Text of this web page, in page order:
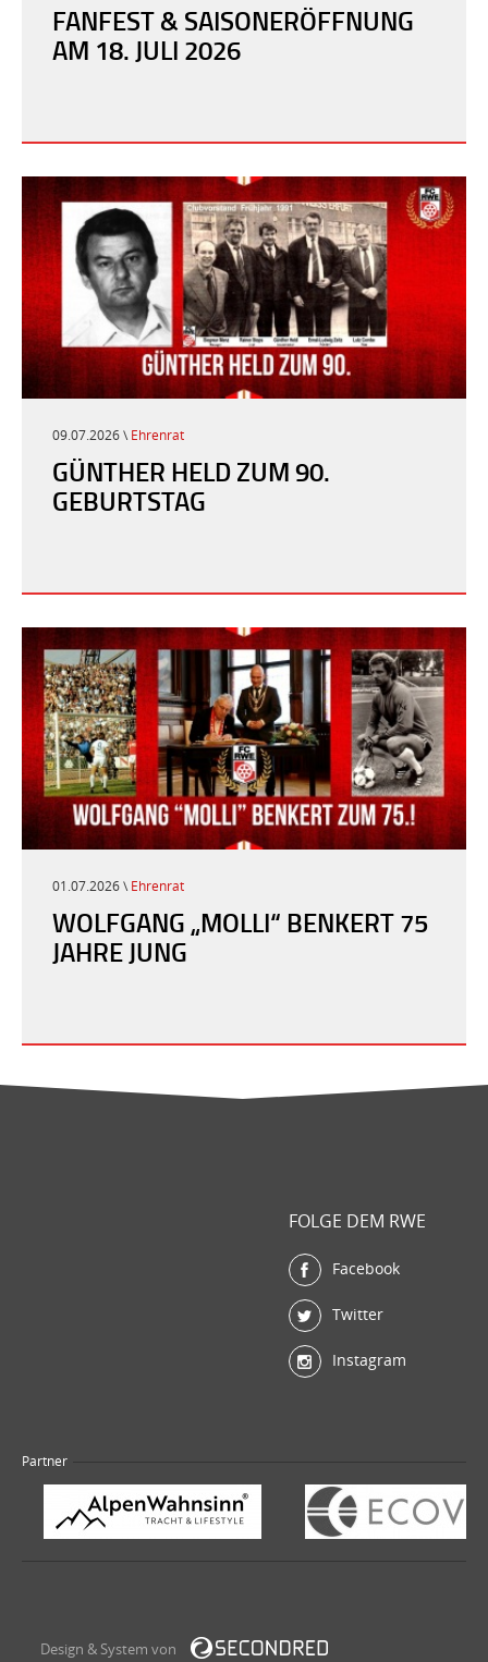
FANFEST & SAISONERÖFFNUNG
AM 18. JULI 2026
09.07.2026 \ Ehrenrat
GÜNTHER HELD ZUM 90.
GEBURTSTAG
01.07.2026 \ Ehrenrat
WOLFGANG „MOLLI“ BENKERT 75
JAHRE JUNG
FOLGE DEM RWE
Facebook
Twitter
Instagram
Partner
Design & System von